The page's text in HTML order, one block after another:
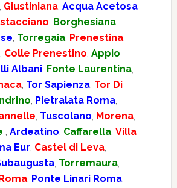
Giustiniana, Acqua Acetosa
, Borghesiana,
, Torregaia, Prenestina,
, Colle Prenestino, Appio
Albani, Fonte Laurentina,
, Tor Sapienza, Tor Di
, Pietralata Roma,
, Tuscolano, Morena,
, Ardeatino, Caffarella, Villa
Eur, Castel di Leva,
, Torremaura,
, Ponte Linari Roma,